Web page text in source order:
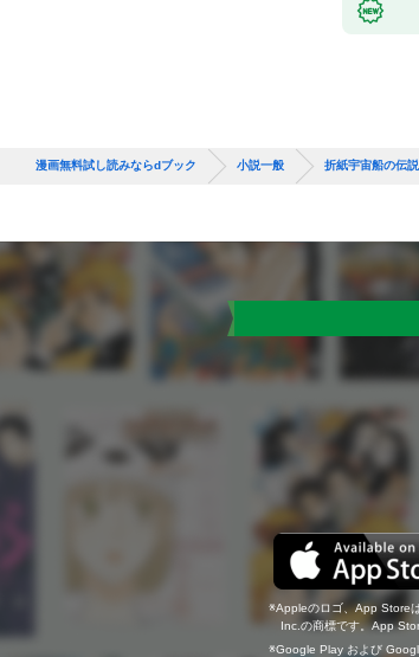
漫画無料試し読みならdブック 小説一般 折紙宇宙船の伝説
Appleのロゴ、App Store
Inc.の商標です。App
Google Play および